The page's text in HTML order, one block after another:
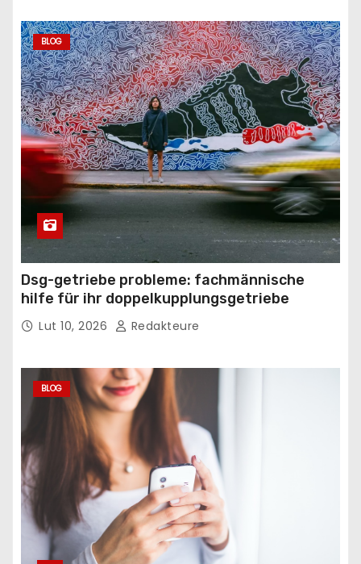
BLOG
Dsg-getriebe probleme: fachmännische
hilfe für ihr doppelkupplungsgetriebe
Lut 10, 2026 Redakteure
BLOG